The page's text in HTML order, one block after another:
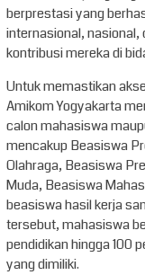
berprestasi yang
internasional, nasional,
kontribusi mereka di
Untuk memastikan
Amikom Yogyakarta
calon mahasiswa
mencakup Beasiswa
Olahraga, Beasiswa
Muda, Beasiswa
beasiswa hasil kerja
tersebut, mahasiswa
pendidikan hingga 100
yang dimiliki.